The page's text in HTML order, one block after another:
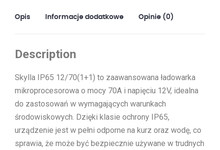
Opis Informacje dodatkowe Opinie (0)
Description
Skylla IP65 12/70(1+1) to zaawansowana ładowarka
mikroprocesorowa o mocy 70A i napięciu 12V, idealna
do zastosowań w wymagających warunkach
środowiskowych. Dzięki klasie ochrony IP65,
urządzenie jest w pełni odporne na kurz oraz wodę, co
sprawia, że może być bezpiecznie używane w trudnych